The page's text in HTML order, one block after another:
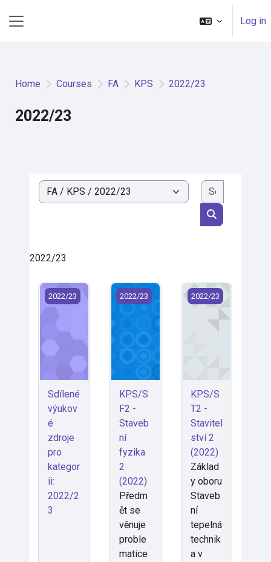
Log in
Home Courses FA KPS 2022/23
2022/23
Course categories
Search
2022/23
Sdílené výukové zdroje pro kategorii: 2022/23
2022/23
Sdílené
výukov
é
zdroje
pro
kategor
ii:
2022/2
3
KPS/SF2 - Stavební fyzika 2 (2022)
2022/23
KPS/S
F2 -
Staveb
ní
fyzika
2
(2022)
Předm
ět se
věnuje
proble
matice
KPS/ST2 -
2022/23
KPS/S
T2 -
Stavitel
ství 2
(2022)
Základ
y oboru
Staveb
ní
tepelná
technik
a v